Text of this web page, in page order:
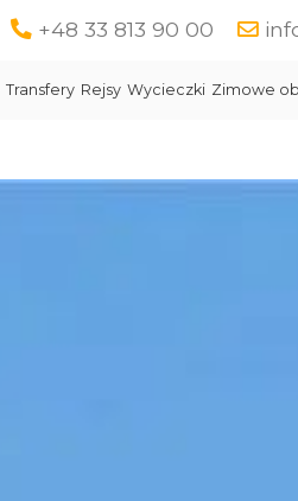
+48 33 813 90 00
Transfery Rejsy Wycieczki Zimowe